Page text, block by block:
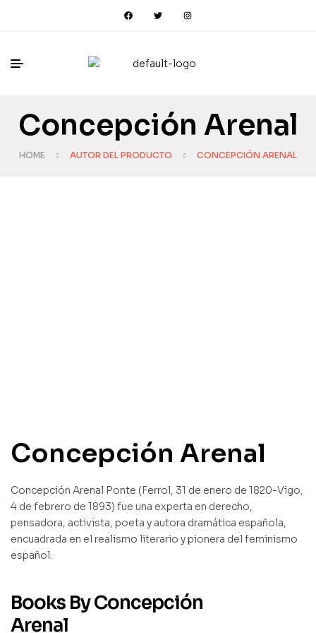
Concepción Arenal
HOME AUTOR DEL PRODUCTO CONCEPCIÓN ARENAL
Concepción Arenal
Concepción Arenal Ponte (Ferrol, 31 de enero de 1820-Vigo,
4 de febrero de 1893) fue una experta en derecho,
pensadora, activista, poeta y autora dramática española,
encuadrada en el realismo literario y pionera del feminismo
español.
Books By Concepción
Arenal